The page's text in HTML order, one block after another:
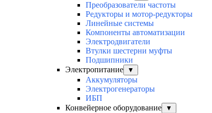
Преобразователи частоты
Редукторы и мотор-редукторы
Линейные системы
Компоненты автоматизации
Электродвигатели
Втулки шестерни муфты
Подшипники
Электропитание
▼
Аккумуляторы
Электрогенераторы
ИБП
Конвейерное оборудование
▼